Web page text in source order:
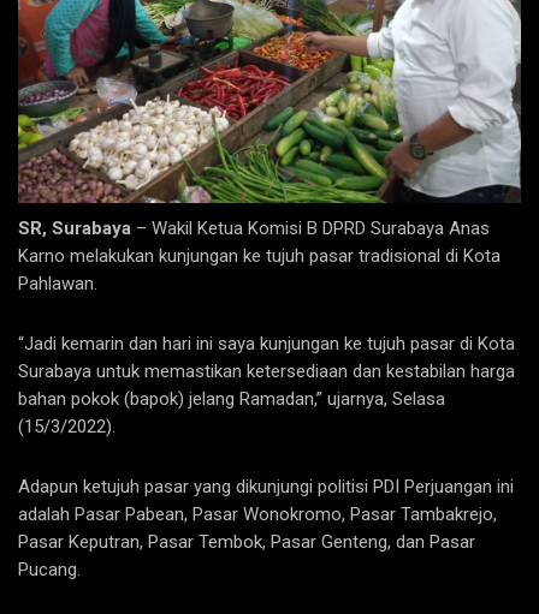
SR, Surabaya – Wakil Ketua Komisi B DPRD Surabaya Anas
Karno melakukan kunjungan ke tujuh pasar tradisional di Kota
Pahlawan.
“Jadi kemarin dan hari ini saya kunjungan ke tujuh pasar di Kota
Surabaya untuk memastikan ketersediaan dan kestabilan harga
bahan pokok (bapok) jelang Ramadan,” ujarnya, Selasa
(15/3/2022).
Adapun ketujuh pasar yang dikunjungi politisi PDI Perjuangan ini
adalah Pasar Pabean, Pasar Wonokromo, Pasar Tambakrejo,
Pasar Keputran, Pasar Tembok, Pasar Genteng, dan Pasar
Pucang.